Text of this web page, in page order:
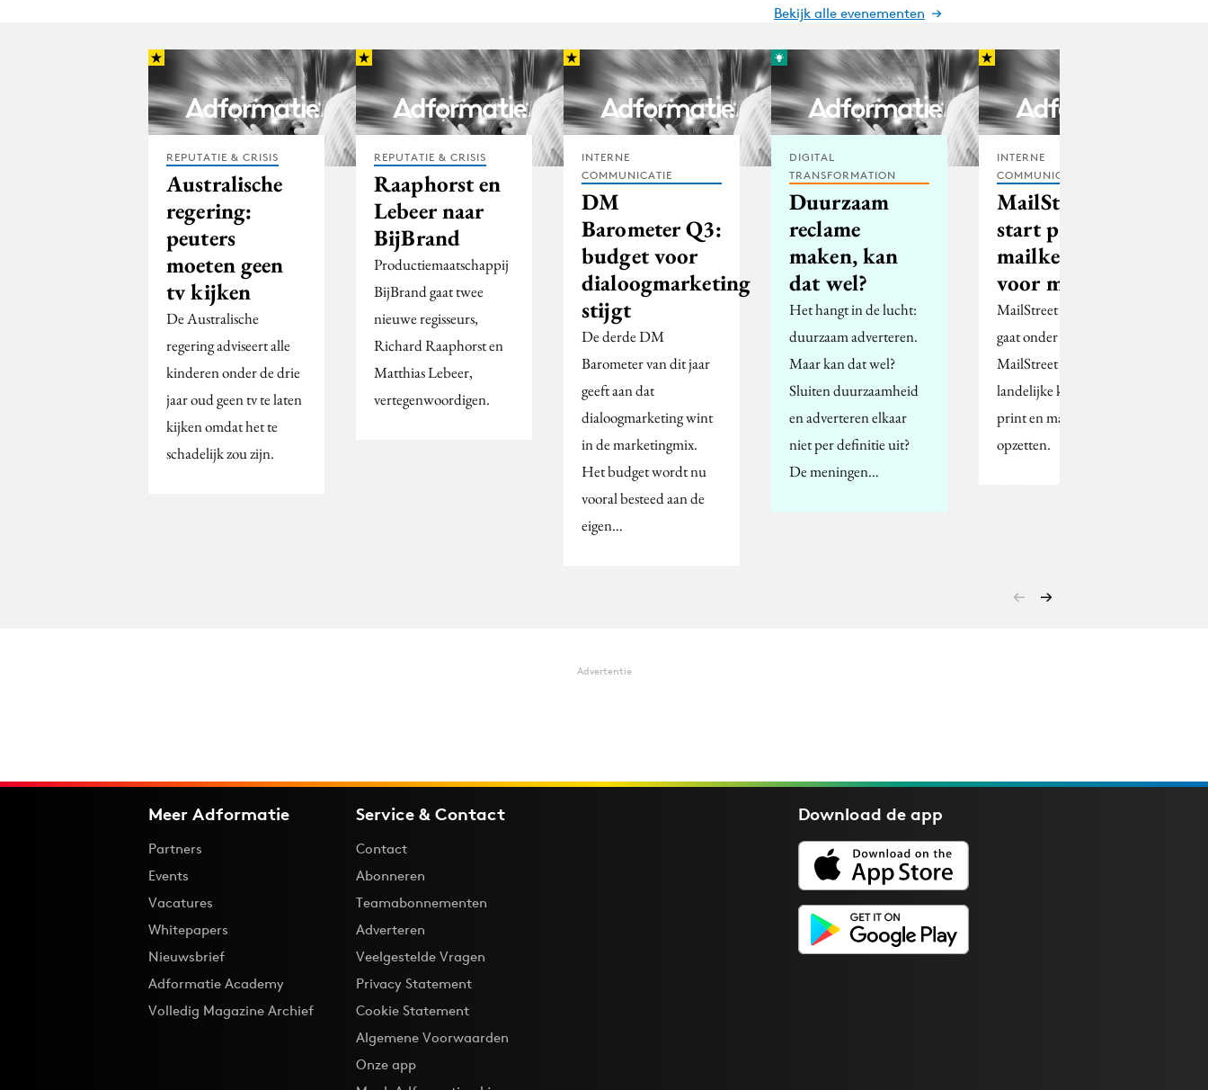
Bekijk alle evenementen
REPUTATIE & CRISIS
Australische
regering:
peuters
moeten geen
tv kijken
De Australische
regering adviseert alle
kinderen onder de drie
jaar oud geen tv te laten
kijken omdat het te
schadelijk zou zijn.
REPUTATIE & CRISIS
Raaphorst en
Lebeer naar
BijBrand
Productiemaatschappij
BijBrand gaat twee
nieuwe regisseurs,
Richard Raaphorst en
Matthias Lebeer,
vertegenwoordigen.
INTERNE
COMMUNICATIE
DM
Barometer Q3:
budget voor
dialoogmarketing
stijgt
De derde DM
Barometer van dit jaar
geeft aan dat
dialoogmarketing wint
in de marketingmix.
Het budget wordt nu
vooral besteed aan de
eigen…
DIGITAL
TRANSFORMATION
Duurzaam
reclame
maken, kan
dat wel?
Het hangt in de lucht:
duurzaam adverteren.
Maar kan dat wel?
Sluiten duurzaamheid
en adverteren elkaar
niet per definitie uit?
De meningen…
INTERNE
COMMUNICATIE
MailStreet
start print- en
mailketen
voor mkb
MailStreet uit Deventer
gaat onder de naam
MailStreet een nieuwe
landelijke keten van
print en mail bedrijven
opzetten.
Advertentie
Meer Adformatie
Partners
Events
Vacatures
Whitepapers
Nieuwsbrief
Adformatie Academy
Volledig Magazine Archief
Service & Contact
Contact
Abonneren
Teamabonnementen
Adverteren
Veelgestelde Vragen
Privacy Statement
Cookie Statement
Algemene Voorwaarden
Onze app
Download deapp